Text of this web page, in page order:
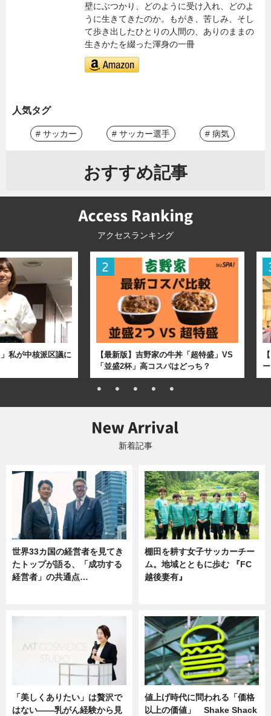
壁にぶつかり、どのように受け入れ、どのよ
うに生きてきたのか。もがき、苦しみ、そし
て歩き出したひとりの人間の、ありのままの
生きかたを綴った渾身の一冊
人気タグ
# サッカー # サッカー選手 # 病気
おすすめ記事
アクセスランキング
私が中核派区議に
【最新版】吉野家の牛丼「超特盛」VS
「並盛2杯」高コスパはどっち？
新着記事
世界33カ国の経営者を見てき
たトップが語る、「成功する
経営者」の共通点…
棚田を耕す女子サッカーチー
ム。地域とともに歩む 『FC
越後妻有』
「美しくありたい」は贅沢で
はない――乳がん経験から見
値上げ時代に問われる「価格
以上の価値」 Shake Shack